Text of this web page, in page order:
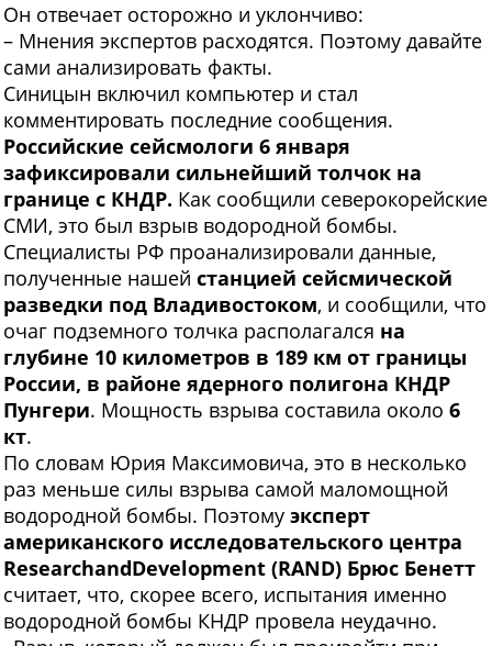
Он отвечает осторожно и уклончиво:
– Мнения экспертов расходятся. Поэтому давайте
сами анализировать факты.
Синицын включил компьютер и стал
комментировать последние сообщения.
Российские сейсмологи 6 января
зафиксировали сильнейший толчок на
границе с КНДР. Как сообщили северокорейские
СМИ, это был взрыв водородной бомбы.
Специалисты РФ проанализировали данные,
полученные нашей станцией сейсмической
разведки под Владивостоком, и сообщили, что
очаг подземного толчка располагался на
глубине 10 километров в 189 км от границы
России, в районе ядерного полигона КНДР
Пунгери. Мощность взрыва составила около 6
кт.
По словам Юрия Максимовича, это в несколько
раз меньше силы взрыва самой маломощной
водородной бомбы. Поэтому эксперт
американского исследовательского центра
ResearchandDevelopment (RAND) Брюс Бенетт
считает, что, скорее всего, испытания именно
водородной бомбы КНДР провела неудачно.